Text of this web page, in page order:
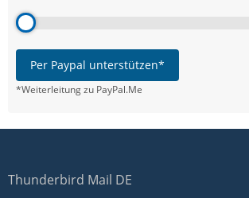
Per Paypal unterstützen*
*Weiterleitung zu PayPal.Me
Thunderbird Mail DE